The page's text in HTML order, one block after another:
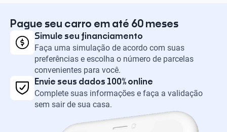
Pague seu carro em até 60 meses
Simule seu financiamento
Faça uma simulação de acordo com suas
preferências e escolha o número de parcelas
convenientes para você.
Envie seus dados 100% online
Complete suas informações e faça a validação
sem sair de sua casa.